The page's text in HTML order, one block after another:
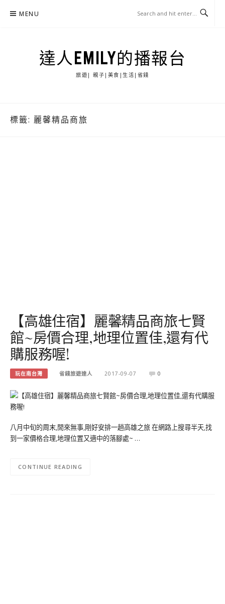
MENU
達人EMILY的播報台
旅遊| 親子|美食|生活|省錢
標籤: 麗馨精品商旅
【高雄住宿】麗馨精品商旅七賢
館~房價合理,地理位置佳,還有代
購服務喔!
玩在南台灣 省錢旅遊達人 2017-09-07 0
八月中旬的周末,閒來無事,剛好安排一趟高雄之旅 在網路上搜尋半天,找
到一家價格合理,地理位置又適中的落腳處~ …
CONTINUE READING